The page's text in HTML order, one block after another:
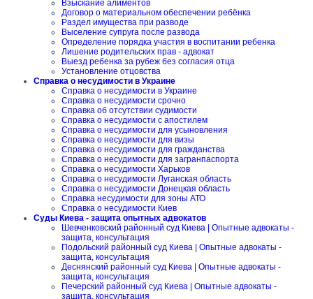
Взыскание алиментов
Договор о материальном обеспечении ребёнка
Раздел имущества при разводе
Выселение супруга после развода
Определение порядка участия в воспитании ребенка
Лишение родительских прав - адвокат
Выезд ребенка за рубеж без согласия отца
Установление отцовства
Справка о несудимости в Украине
Справка о несудимости в Украине
Справка о несудимости срочно
Справка об отсутствии судимости
Справка о несудимости с апостилем
Справка о несудимости для усыновления
Справка о несудимости для визы
Справка о несудимости для гражданства
Справка о несудимости для загранпаспорта
Справка о несудимости Харьков
Справка о несудимости Луганская область
Справка о несудимости Донецкая область
Справка несудимости для зоны АТО
Справка о несудимости Киев
Суды Киева - защита опытных адвокатов
Шевченковский районный суд Киева | Опытные адвокаты -
защита, консультация
Подольский районный суд Киева | Опытные адвокаты -
защита, консультация
Деснянский районный суд Киева | Опытные адвокаты -
защита, консультация
Печерский районный суд Киева | Опытные адвокаты -
защита, консультация